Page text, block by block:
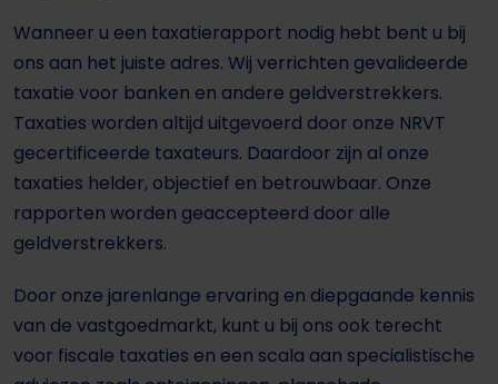
Wanneer u een taxatierapport nodig hebt bent u bij
ons aan het juiste adres. Wij verrichten gevalideerde
taxatie voor banken en andere geldverstrekkers.
Taxaties worden altijd uitgevoerd door onze NRVT
gecertificeerde taxateurs. Daardoor zijn al onze
taxaties helder, objectief en betrouwbaar. Onze
rapporten worden geaccepteerd door alle
geldverstrekkers.
Door onze jarenlange ervaring en diepgaande kennis
van de vastgoedmarkt, kunt u bij ons ook terecht
voor fiscale taxaties en een scala aan specialistische